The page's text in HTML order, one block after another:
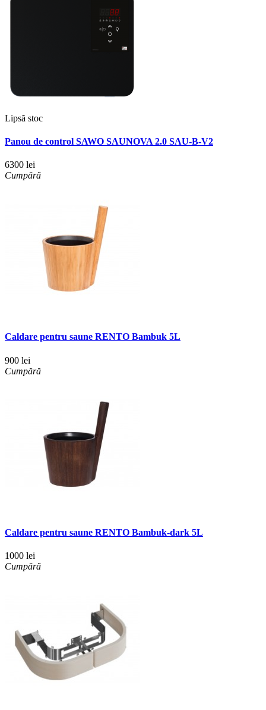
Lipsă stoc
Panou de control SAWO SAUNOVA 2.0 SAU-B-V2
6300 lei
Cumpără
Caldare pentru saune RENTO Bambuk 5L
900 lei
Cumpără
Caldare pentru saune RENTO Bambuk-dark 5L
1000 lei
Cumpără